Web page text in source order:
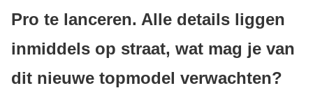
Pro te lanceren. Alle details liggen
inmiddels op straat, wat mag je van
dit nieuwe topmodel verwachten?